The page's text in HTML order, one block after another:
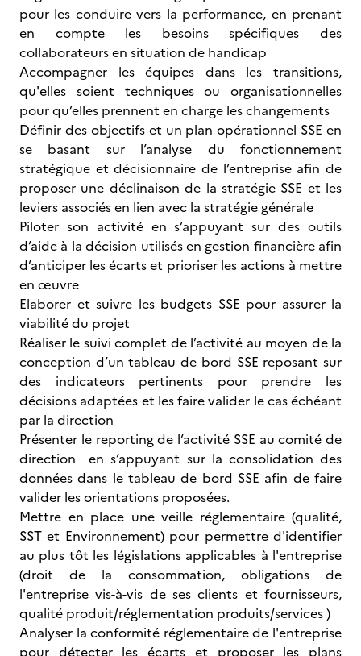
pour les conduire vers la performance, en prenant
en compte les besoins spécifiques des
collaborateurs en situation de handicap
Accompagner les équipes dans les transitions,
qu'elles soient techniques ou organisationnelles
pour qu’elles prennent en charge les changements
Définir des objectifs et un plan opérationnel SSE en
se basant sur l’analyse du fonctionnement
stratégique et décisionnaire de l’entreprise afin de
proposer une déclinaison de la stratégie SSE et les
leviers associés en lien avec la stratégie générale
Piloter son activité en s’appuyant sur des outils
d’aide à la décision utilisés en gestion financière afin
d’anticiper les écarts et prioriser les actions à mettre
en œuvre
Elaborer et suivre les budgets SSE pour assurer la
viabilité du projet
Réaliser le suivi complet de l’activité au moyen de la
conception d’un tableau de bord SSE reposant sur
des indicateurs pertinents pour prendre les
décisions adaptées et les faire valider le cas échéant
par la direction
Présenter le reporting de l’activité SSE au comité de
direction en s’appuyant sur la consolidation des
données dans le tableau de bord SSE afin de faire
valider les orientations proposées.
Mettre en place une veille réglementaire (qualité,
SST et Environnement) pour permettre d'identifier
au plus tôt les législations applicables à l'entreprise
(droit de la consommation, obligations de
l'entreprise vis-à-vis de ses clients et fournisseurs,
qualité produit/réglementation produits/services )
Analyser la conformité réglementaire de l'entreprise
pour détecter les écarts et proposer les plans